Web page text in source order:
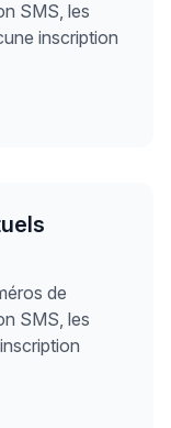
SMS, les
inscription
de
SMS, les